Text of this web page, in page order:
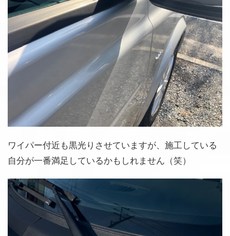
ワイパー付近も黒光りさせていますが、施工している
自分が一番満足しているかもしれません（笑）